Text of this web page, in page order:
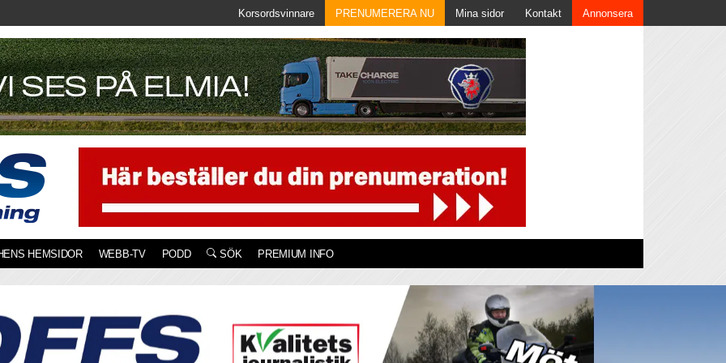
Korsordsvinnare PRENUMERERA NU Mina sidor Kontakt Annonsera
HEMSIDOR WEBB-TV PODD SÖK PREMIUM INFO